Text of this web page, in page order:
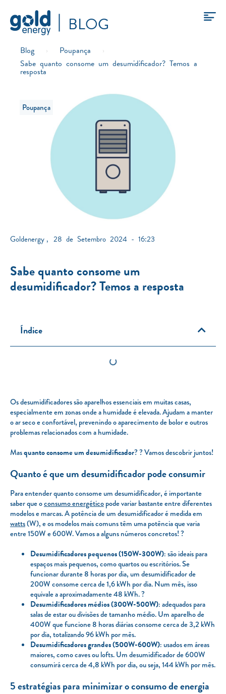
BLOG
Blog › Poupança
›
Sabe quanto consome um desumidificador? Temos a
resposta
Poupança
Goldenergy 28 de Setembro 2024 - 16:23
Sabe quanto consome um
desumidificador? Temos a resposta
Índice
Os desumidificadores são aparelhos essenciais em muitas casas,
especialmente em zonas onde a humidade é elevada. Ajudam a manter
o ar seco e confortável, prevenindo o aparecimento de bolor e outros
problemas relacionados com a humidade.
Masquanto consome um desumidificador? ? Vamos descobrir juntos!
Quanto é que um desumidificador pode consumir
Para entender quanto consome um desumidificador, é importante
saber que oconsumo energéticopode variar bastante entre diferentes
modelos e marcas. A potência de um desumidificador é medida em
watts(W), e os modelos mais comuns têm uma potência que varia
entre 150W e 600W. Vamos a alguns números concretos! ?
Desumidificadores pequenos (150W-300W): são ideais para
espaços mais pequenos, como quartos ou escritórios. Se
funcionar durante 8 horas por dia, um desumidificador de
200W consome cerca de 1,6 kWh por dia. Num mês, isso
equivale a aproximadamente 48 kWh. ?
Desumidificadores médios (300W-500W): adequados para
salas de estar ou divisões de tamanho médio. Um aparelho de
400W que funcione 8 horas diárias consome cerca de 3,2 kWh
por dia, totalizando 96 kWh por mês.
Desumidificadores grandes (500W-600W): usados em áreas
maiores, como caves ou lofts. Um desumidificador de 600W
consumirá cerca de 4,8 kWh por dia, ou seja, 144 kWh por mês.
5 estratégias para minimizar o consumo de energia